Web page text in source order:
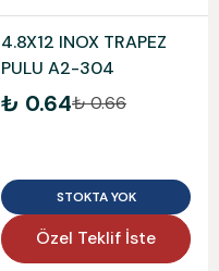
4.8X12 INOX TRAPEZ
PULU A2-304
₺ 0.64₺ 0.66
STOKTA YOK
Özel Teklif İste